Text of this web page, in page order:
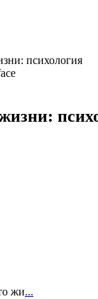
психология
жи...